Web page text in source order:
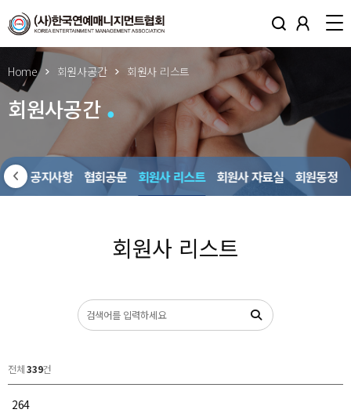
Home 회원사공간 회원사 리스트
회원사공간
원사 공지사항 협회공문 회원사 리스트 회원사 자료실 회원동정
회원사 리스트
전체339건
264